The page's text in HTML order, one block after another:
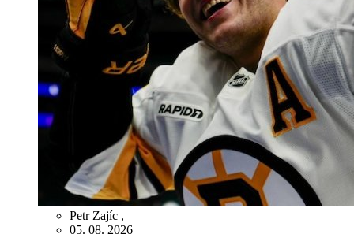
Petr Zajíc ,
05. 08. 2026